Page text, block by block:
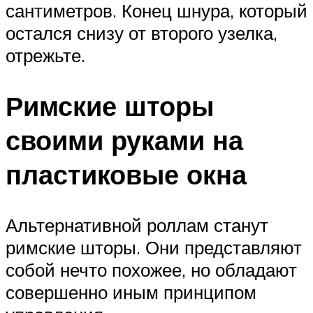
сантиметров. Конец шнура, который
остался снизу от второго узелка,
отрежьте.
Римские шторы
своими руками на
пластиковые окна
Альтернативной роллам станут
римские шторы. Они представляют
собой нечто похожее, но обладают
совершенно иным принципом